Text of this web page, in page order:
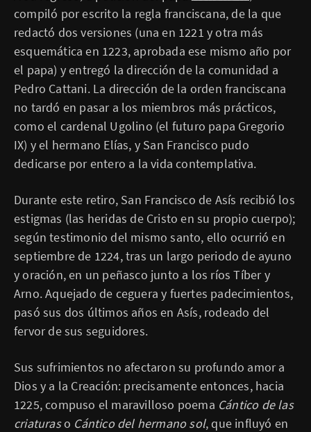
compiló por escrito la regla franciscana, de la que
redactó dos versiones (una en 1221 y otra más
esquemática en 1223, aprobada ese mismo año por
el papa) y entregó la dirección de la comunidad a
Pedro Cattani. La dirección de la orden franciscana
no tardó en pasar a los miembros más prácticos,
como el cardenal Ugolino (el futuro papa Gregorio
IX) y el hermano Elías, y San Francisco pudo
dedicarse por entero a la vida contemplativa.
Durante este retiro, San Francisco de Asís recibió los
estigmas (las heridas de Cristo en su propio cuerpo);
según testimonio del mismo santo, ello ocurrió en
septiembre de 1224, tras un largo periodo de ayuno
y oración, en un peñasco junto a los ríos Tíber y
Arno. Aquejado de ceguera y fuertes padecimientos,
pasó sus dos últimos años en Asís, rodeado del
fervor de sus seguidores.
Sus sufrimientos no afectaron su profundo amor a
Dios y a la Creación: precisamente entonces, hacia
1225, compuso el maravilloso poema Cántico de las
criaturaso Cántico del hermano sol, que influyó en